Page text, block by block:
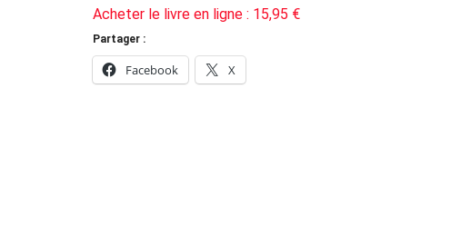
Acheter le livre en ligne : 15,95 €
Partager :
Facebook X